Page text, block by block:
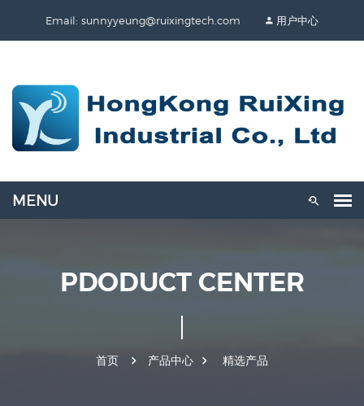
Email: sunnyyeung@ruixingtech.com 用户中心
PDODUCT CENTER
首页 产品中心 精选产品